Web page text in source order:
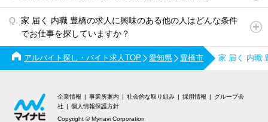
家 届く 内職 豊橋の求人に興味のある他の人はどんな条件
でお仕事を探していますか？
アルバイト探し・バイト求人TOP 愛知県 豊橋市 家 届く 内職
企業情報 事業所案内 社会的な取り組み 採用情報
グループ会
社
個人情報保護方針
Copyright © Mynavi Corporation